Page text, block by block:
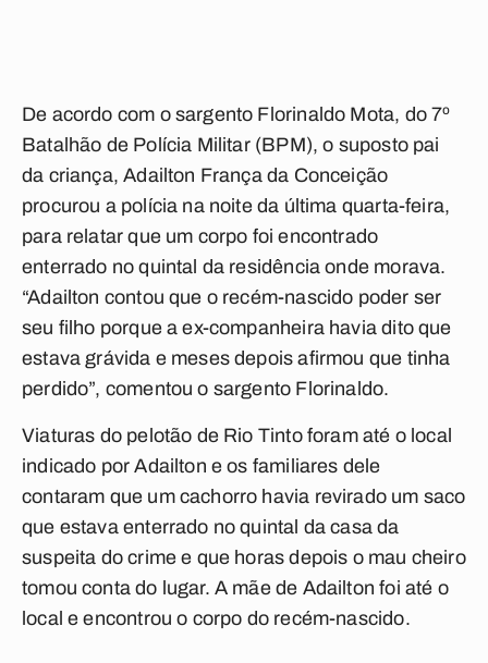
De acordo com o sargento Florinaldo Mota, do 7º
Batalhão de Polícia Militar (BPM), o suposto pai
da criança, Adailton França da Conceição
procurou a polícia na noite da última quarta-feira,
para relatar que um corpo foi encontrado
enterrado no quintal da residência onde morava.
“Adailton contou que o recém-nascido poder ser
seu filho porque a ex-companheira havia dito que
estava grávida e meses depois afirmou que tinha
perdido”, comentou o sargento Florinaldo.
Viaturas do pelotão de Rio Tinto foram até o local
indicado por Adailton e os familiares dele
contaram que um cachorro havia revirado um saco
que estava enterrado no quintal da casa da
suspeita do crime e que horas depois o mau cheiro
tomou conta do lugar. A mãe de Adailton foi até o
local e encontrou o corpo do recém-nascido.